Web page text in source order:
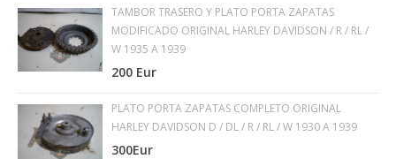
TAMBOR TRASERO Y PLATO PORTA ZAPATAS
MODIFICADO ORIGINAL HARLEY DAVIDSON / R / RL /
W 1935 A 1939
200 Eur
PLATO PORTA ZAPATAS COMPLETO ORIGINAL
HARLEY DAVIDSON D / DL / R / RL / W 1930 A 1939
300Eur